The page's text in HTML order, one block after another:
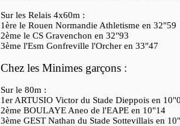
Sur les Relais 4x60m :
1ère le Rouen Normandie Athletisme en 32"59
2ème le CS Gravenchon en 32"93
3ème l'Esm Gonfreville l'Orcher en 33"47
Chez les Minimes garçons :
Sur le 80m :
1er ARTUSIO Victor du Stade Dieppois en
2ème BOULAYE Aneo de l'EAPE en 10"14
3ème GEST Nathan du Stade Sottevillais en